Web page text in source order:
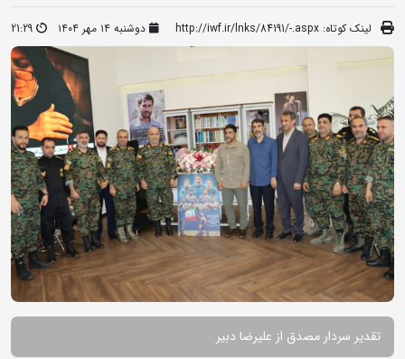
لینک کوتاه: http://iwf.ir/lnks/84191/-.aspx دوشنبه ۱۴ مهر ۱۴۰۴ 21:29
تقدیر سردار مصدق از علیرضا دبیر